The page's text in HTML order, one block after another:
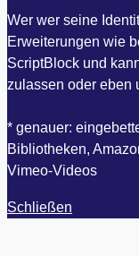
Wer wer seine
Erweiterungen wie
ScriptBlock und
zulassen oder eben
* genauer:
Bibliotheken,
Vimeo-Videos
Schließen